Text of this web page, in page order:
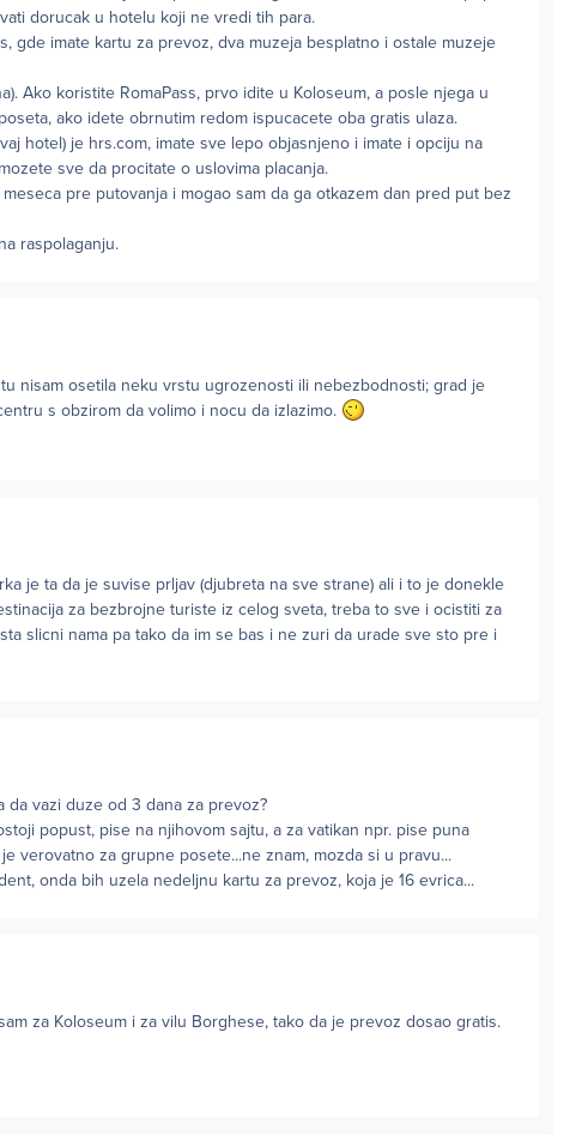
dorucak u hotelu koji ne vredi tih para.
gde imate kartu za prevoz, dva muzeja besplatno i ostale muzeje
Ako koristite RomaPass, prvo idite u Koloseum, a posle njega u
ako idete obrnutim redom ispucacete oba gratis ulaza.
hotel) je hrs.com, imate sve lepo objasnjeno i imate i opciju na
sve da procitate o uslovima placanja.
pre putovanja i mogao sam da ga otkazem dan pred put bez
raspolaganju.
nisam osetila neku vrstu ugrozenosti ili nebezbodnosti; grad je
s obzirom da volimo i nocu da izlazimo.
je ta da je suvise prljav (djubreta na sve strane) ali i to je donekle
za bezbrojne turiste iz celog sveta, treba to sve i ocistiti za
slicni nama pa tako da im se bas i ne zuri da urade sve sto pre i
da vazi duze od 3 dana za prevoz?
popust, pise na njihovom sajtu, a za vatikan npr. pise puna
verovatno za grupne posete...ne znam, mozda si u pravu...
onda bih uzela nedeljnu kartu za prevoz, koja je 16 evrica...
za Koloseum i za vilu Borghese, tako da je prevoz dosao gratis.